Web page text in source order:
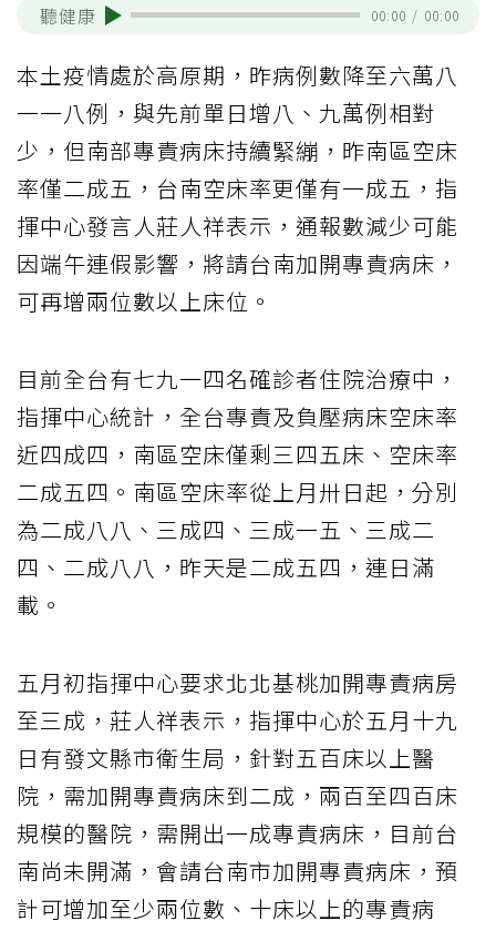
聽健康 00:00 / 00:00
本土疫情處於高原期，昨病例數降至六萬八
一一八例，與先前單日增八、九萬例相對
少，但南部專責病床持續緊繃，昨南區空床
率僅二成五，台南空床率更僅有一成五，指
揮中心發言人莊人祥表示，通報數減少可能
因端午連假影響，將請台南加開專責病床，
可再增兩位數以上床位。
目前全台有七九一四名確診者住院治療中，
指揮中心統計，全台專責及負壓病床空床率
近四成四，南區空床僅剩三四五床、空床率
二成五四。南區空床率從上月卅日起，分別
為二成八八、三成四、三成一五、三成二
四、二成八八，昨天是二成五四，連日滿
載。
五月初指揮中心要求北北基桃加開專責病房
至三成，莊人祥表示，指揮中心於五月十九
日有發文縣市衛生局，針對五百床以上醫
院，需加開專責病床到二成，兩百至四百床
規模的醫院，需開出一成專責病床，目前台
南尚未開滿，會請台南市加開專責病床，預
計可增加至少兩位數、十床以上的專責病